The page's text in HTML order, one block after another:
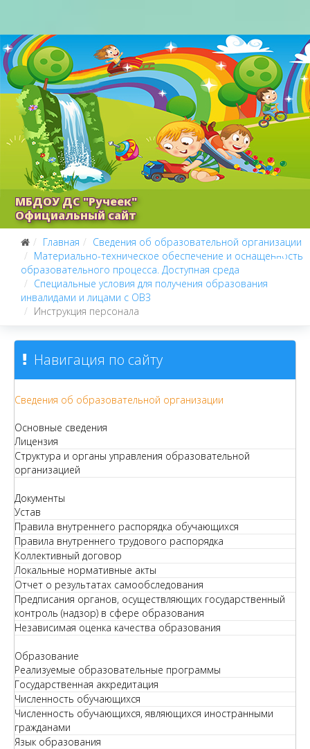
МБДОУ ДС "Ручеек"
Официальный сайт
Главная
Сведения об образовательной организации
Материально-техническое обеспечение и оснащенность
образовательного процесса. Доступная среда
Специальные условия для получения образования
инвалидами и лицами с ОВЗ
Инструкция персонала
Навигация по сайту
Сведения об образовательной организации
Основные сведения
Лицензия
Структура и органы управления образовательной
организацией
Документы
Устав
Правила внутреннего распорядка обучающихся
Правила внутреннего трудового распорядка
Коллективный договор
Локальные нормативные акты
Отчет о результатах самообследования
Предписания органов, осуществляющих государственный
контроль (надзор) в сфере образования
Независимая оценка качества образования
Образование
Реализуемые образовательные программы
Государственная аккредитация
Численность обучающихся
Численность обучающихся, являющихся иностранными
гражданами
Язык образования